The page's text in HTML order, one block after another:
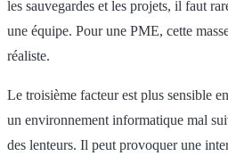
les sauvegardes et les projets, il faut
une équipe. Pour une PME, cette
réaliste.
Le troisième facteur est plus sensible
un environnement informatique mal
des lenteurs. Il peut provoquer une